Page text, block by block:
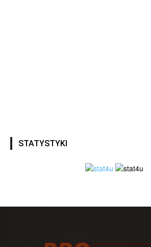
STATYSTYKI